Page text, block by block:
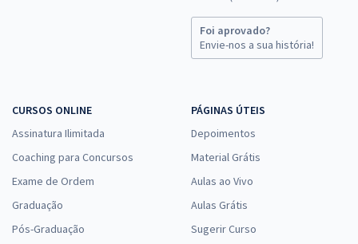
Foi aprovado?
Envie-nos a sua história!
CURSOS ONLINE
Assinatura Ilimitada
Coaching para Concursos
Exame de Ordem
Graduação
Pós-Graduação
PÁGINAS ÚTEIS
Depoimentos
Material Grátis
Aulas ao Vivo
Aulas Grátis
Sugerir Curso